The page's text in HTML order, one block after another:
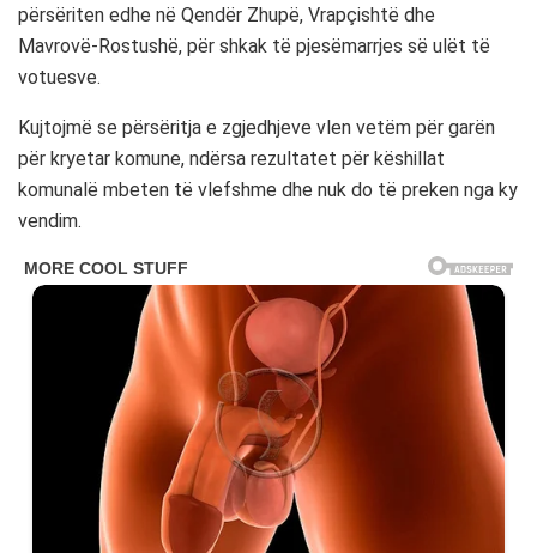
përsëriten edhe në Qendër Zhupë, Vrapçishtë dhe
Mavrovë-Rostushë, për shkak të pjesëmarrjes së ulët të
votuesve.
Kujtojmë se përsëritja e zgjedhjeve vlen vetëm për garën
për kryetar komune, ndërsa rezultatet për këshillat
komunalë mbeten të vlefshme dhe nuk do të preken nga ky
vendim.